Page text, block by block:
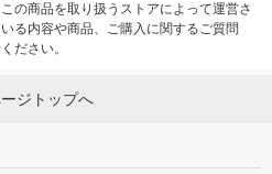
の商品を取り扱うストアによって運営さ
る内容や商品、ご購入に関するご質問
ださい。
ジトップへ